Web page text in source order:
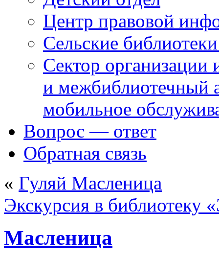
Центр правовой
Сельские
Сектор организации
и межбиблиотечный
мобильное
Вопрос — ответ
Обратная связь
« Гуляй Масленица
Экскурсия в библиотеку
Масленица